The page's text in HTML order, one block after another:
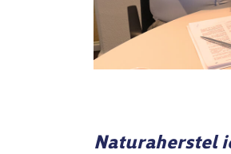
Naturaherstel